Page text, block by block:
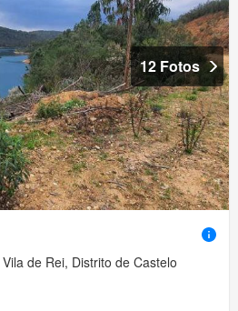
12 Fotos
de Rei, Distrito de Castelo